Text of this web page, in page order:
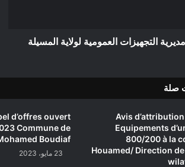
التجهيزات العمومية لولاية المسيلة
صلة
Avis
Equipements
800/200 à la
Houamed/ Direction de
d’offres ouvert
Commune de
Boudiaf
23 مايو، 2023